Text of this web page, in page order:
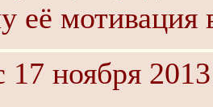
её мотивация
17 ноября